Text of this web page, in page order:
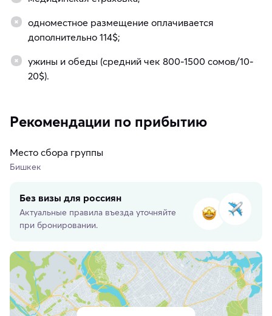
одноместное размещение оплачивается
дополнительно 114$;
ужины и обеды (средний чек 800-1500 сомов/10-
20$).
Рекомендации по прибытию
Место сбора группы
Бишкек
Без визы для россиян
Актуальные правила въезда уточняйте
при бронировании.